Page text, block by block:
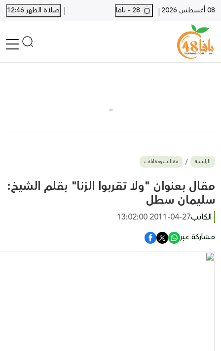
08 أغسطس 2026 |
| صلاة الظهر 12:46
بيع وشراء
أخبار القدس
وفيات
المزيد
ارسل خبر
الرئيسية مقالات ومقابلات
مقال بعنوان "ولا تقربوا الزنا" بقلم الشيخ:
سليمان سطل
الكاتب2011-04-27 13:02:00
مشاركة عبر